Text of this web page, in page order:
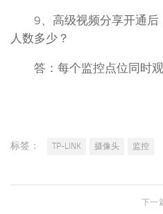
9、高级视频分享开通后
人数多少？
答：每个监控点位同时观
标签： TP-LINK 摄像头 监控
下一